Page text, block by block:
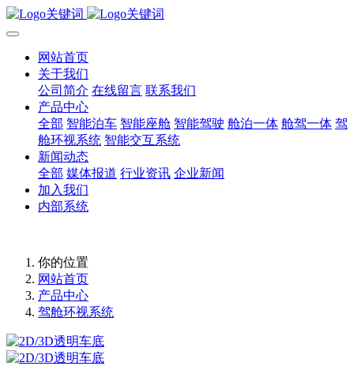
网站首页
关于我们
公司简介 在线留言 联系我们
产品中心
全部 智能泊车 智能座舱 智能驾驶 舱泊一体 舱驾一体 驾
舱环视系统 智能交互系统
新闻动态
全部 媒体报道 行业资讯 企业新闻
加入我们
内部系统
你的位置
网站首页
产品中心
驾舱环视系统